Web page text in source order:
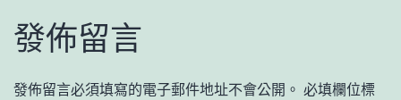
發佈留言
發佈留言必須填寫的電子郵件地址不會公開。 必填欄位標